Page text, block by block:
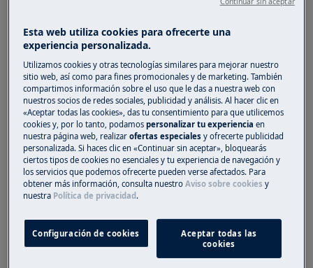
Use gafas de seguridad si realiza trabajos de
mantenimiento o reparación que involucren
muelles.
¡ADVERTENCIA!RIESGO DE ATRAPAMIENTO
Esta web utiliza cookies para ofrecerte una
experiencia personalizada.
Utilizamos cookies y otras tecnologías similares para mejorar nuestro
sitio web, así como para fines promocionales y de marketing. También
compartimos información sobre el uso que le das a nuestra web con
nuestros socios de redes sociales, publicidad y análisis. Al hacer clic en
«Aceptar todas las cookies», das tu consentimiento para que utilicemos
cookies y, por lo tanto, podamospersonalizar tu experienciaen
nuestra página web, realizarofertas especiales y ofrecerte publicidad
personalizada. Si haces clic en «Continuar sin aceptar», bloquearás
ciertos tipos de cookies no esenciales y tu experiencia de navegación y
los servicios que podemos ofrecerte pueden verse afectados. Para
obtener más información, consulta nuestroAviso sobre cookies y
nuestra Política de privacidad .
Configuración de cookies
Aceptar todas las
cookies